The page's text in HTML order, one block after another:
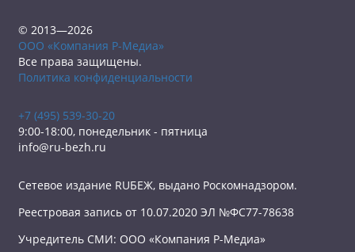
© 2013—2026
ООО «Компания Р-Медиа»
Все права защищены.
Политика конфиденциальности
+7 (495) 539-30-20
9:00-18:00, понедельник - пятница
info@ru-bezh.ru
Сетевое издание RUБЕЖ, выдано Роскомнадзором.
Реестровая запись от 10.07.2020 ЭЛ №ФС77-78638
Учредитель СМИ: ООО «Компания Р-Медиа»